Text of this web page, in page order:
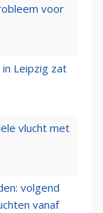
voor
Leipzig zat
vlucht met
volgend
vanaf